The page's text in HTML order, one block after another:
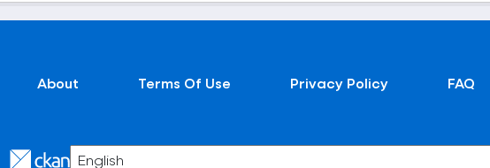
About Terms Of Use Privacy Policy FAQ